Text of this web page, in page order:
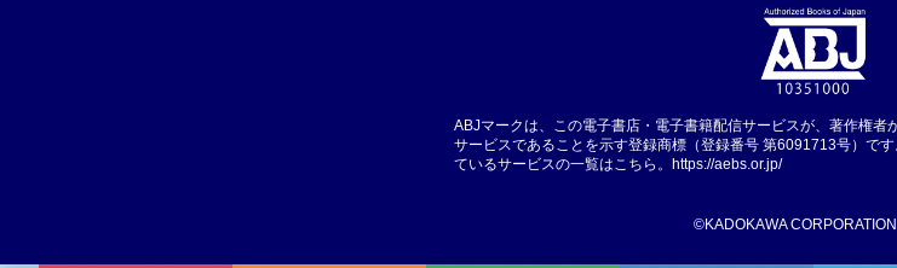
ABJマークは、この電子書店・電子書籍配信サービスが、著作権者
サービスであることを示す登録商標（登録番号 第6091713号）で
ているサービスの一覧はこちら。 https://aebs.or.jp/
©KADOKAWA